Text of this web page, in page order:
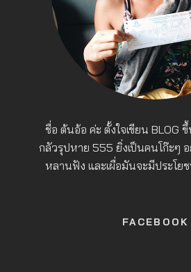
ชื่อ ต้นอ้อ ค่ะ ตั้งใจเขียน BLOG
กลัวรุปหาย 555 ยิ่งเป็นคนโก๊ะๆ อ
หลานฟัง และเผื่อมันจะมีประโย
FACEBOOK